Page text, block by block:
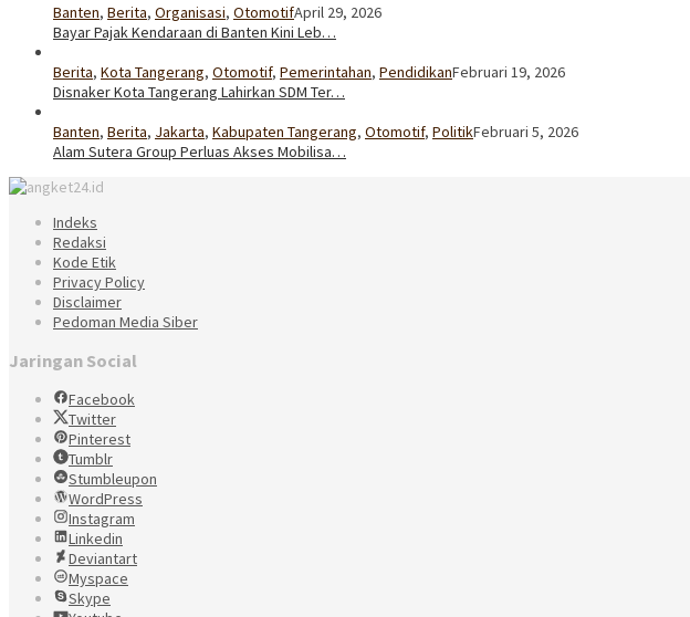
Banten, Berita, Organisasi, OtomotifApril 29, 2026
Bayar Pajak Kendaraan di Banten Kini Leb…
Berita, Kota Tangerang, Otomotif, Pemerintahan, PendidikanFebruari 19, 2026
Disnaker Kota Tangerang Lahirkan SDM Ter…
Banten, Berita, Jakarta, Kabupaten Tangerang, Otomotif, PolitikFebruari 5, 2026
Alam Sutera Group Perluas Akses Mobilisa…
Indeks
Redaksi
Kode Etik
Privacy Policy
Disclaimer
Pedoman Media Siber
Jaringan Social
Facebook
Twitter
Pinterest
Tumblr
Stumbleupon
WordPress
Instagram
Linkedin
Deviantart
Myspace
Skype